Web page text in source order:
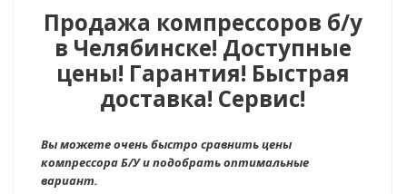
Продажа компрессоров б/у
в Челябинске! Доступные
цены! Гарантия! Быстрая
доставка! Сервис!
Вы можете очень быстро сравнить цены
компрессора Б/У и подобрать оптимальные
вариант.